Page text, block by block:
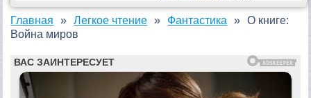
Главная Легкое чтение Фантастика
О книге:
Война миров